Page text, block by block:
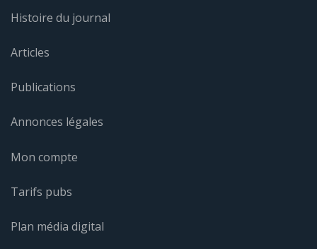
Histoire du journal
Articles
Publications
Annonces légales
Mon compte
Tarifs pubs
Plan média digital